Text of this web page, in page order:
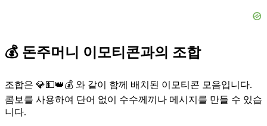
💰 돈주머니 이모티콘과의 조합
조합은 💎💵👑💰 와 같이 함께 배치된 이모티콘 모음입니다.
콤보를 사용하여 단어 없이 수수께끼나 메시지를 만들 수 있습
니다.